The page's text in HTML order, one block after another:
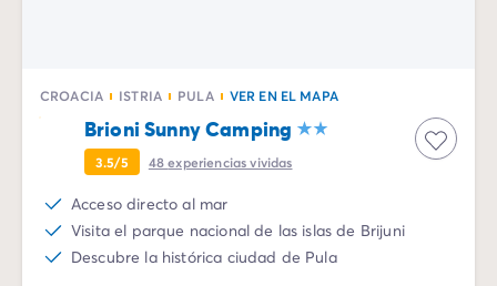
CROACIA ISTRIA PULA VER EN EL MAPA
Brioni Sunny Camping
3.5/5 48experiencias vividas
Acceso directo al mar
Visita el parque nacional de las islas de Brijuni
Descubre la histórica ciudad de Pula